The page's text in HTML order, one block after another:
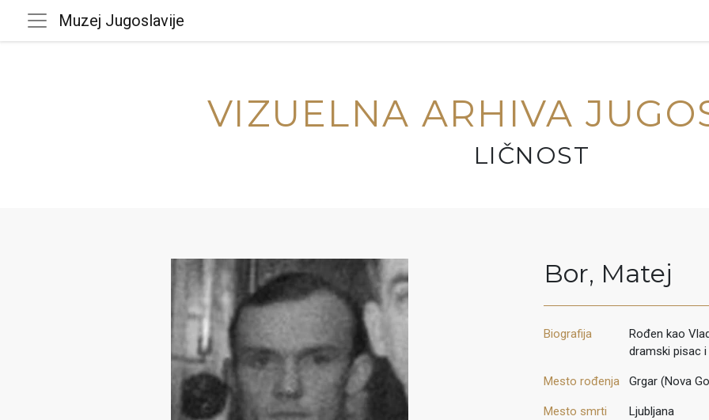
Muzej Jugoslavije
VIZUELNA ARHIVA
LIČNOST
Bor, Matej
Biografija
Rođen kao
dramski pisac i
Mesto rođenja Grgar (Nova
Mesto smrti Ljubljana